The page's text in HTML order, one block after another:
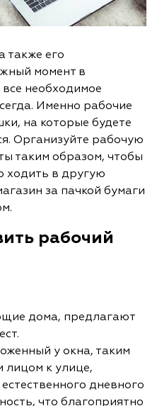
также его
момент в
необходимое
Именно рабочие
на которые будете
Организуйте рабочую
таким образом, чтобы
ходить в другую
за пачкой бумаги
рабочий
дома, предлагают
у окна, таким
лицом к улице,
дневного
что благоприятно